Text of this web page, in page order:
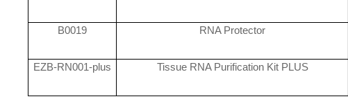
B0019 RNA Protector
EZB-RN001-plus Tissue RNA Purification Kit PLUS